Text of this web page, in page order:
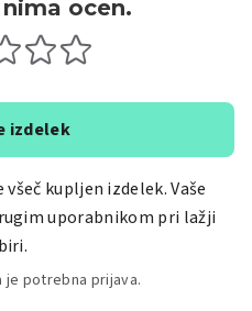
ocen.
izdelek
kupljen izdelek. Vaše
uporabnikom pri lažji
je potrebna prijava.